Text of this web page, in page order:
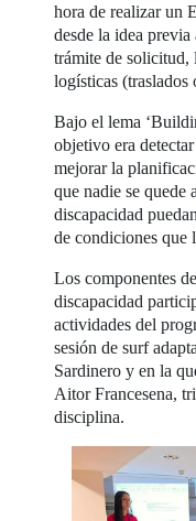
hora de realizar un
desde la idea
trámite de solicitud,
logísticas (traslados
Bajo el lema
objetivo era
mejorar la
que nadie se quede
discapacidad
de condiciones que
Los componentes
discapacidad
actividades del
sesión de surf
Sardinero y en la
Aitor Francesena,
disciplina.